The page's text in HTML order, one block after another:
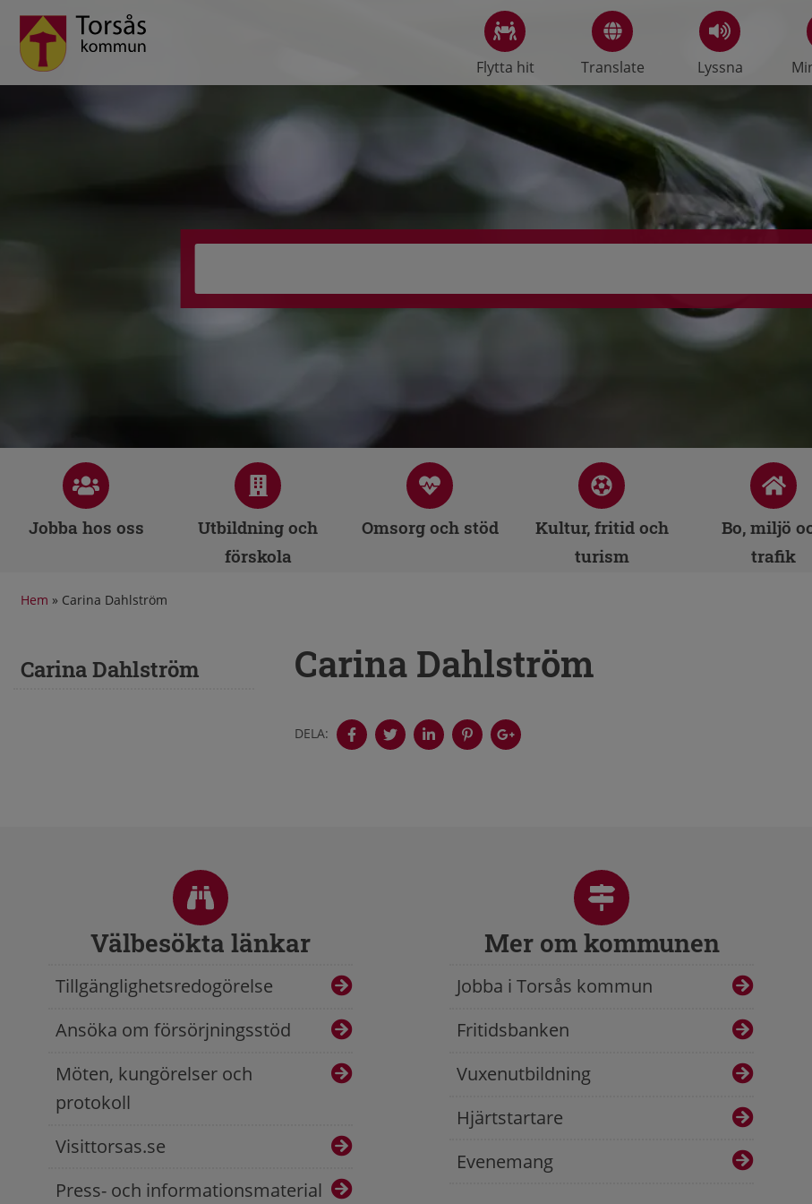
Flytta hit Translate Lyssna
Jobba hos oss
Utbildning och
förskola
Omsorg och stöd
Kultur, fritid och
turism
Bo, miljö
trafik
Hem » Carina Dahlström
Carina Dahlström Carina Dahlström
DELA:
Välbesökta länkar
Tillgänglighetsredogörelse
Ansöka om försörjningsstöd
Möten, kungörelser och
protokoll
Visittorsas.se
Press- och informationsmaterial
Mer om kommunen
Jobba i Torsås kommun
Fritidsbanken
Vuxenutbildning
Hjärtstartare
Evenemang